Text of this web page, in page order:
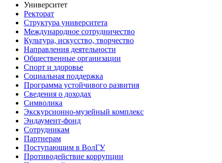
Университет
Ректорат
Структура университета
Международное сотрудничество
Культура, искусство, творчество
Направления деятельности
Общественные организации
Спорт и здоровье
Социальная поддержка
Программа устойчивого развития
Сведения о доходах
Символика
Экскурсионно-музейный комплекс
Эндаумент-фонд
Сотрудникам
Партнерам
Поступающим в ВолГУ
Противодействие коррупции